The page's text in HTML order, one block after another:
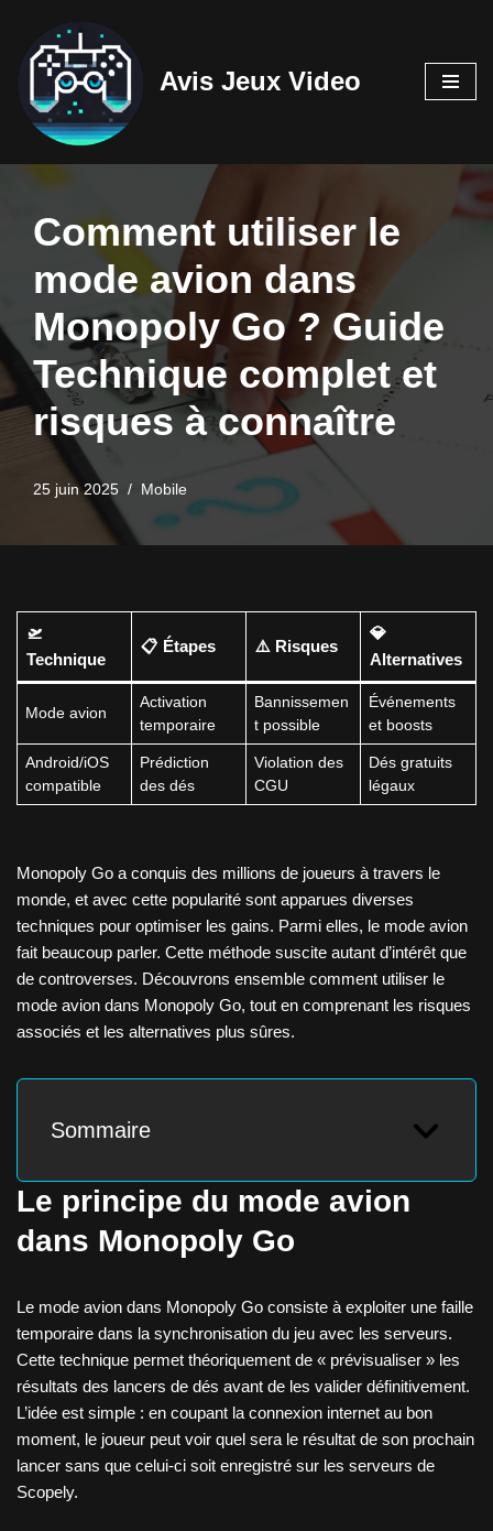
Aller
contenu
Avis Jeux Video
Comment utiliser le
mode avion dans
Monopoly Go ? Guide
Technique complet et
risques à connaître
25 juin 2025 Mobile
🛫
Technique
📋 Étapes ⚠️ Risques
💎
Alternatives
Mode avion
Activation
temporaire
Bannissemen
t possible
Événements
et boosts
Android/iOS
compatible
Prédiction
des dés
Violation des
CGU
Dés gratuits
légaux
Monopoly Go a conquis des millions de joueurs à travers le
monde, et avec cette popularité sont apparues diverses
techniques pour optimiser les gains. Parmi elles, le mode avion
fait beaucoup parler. Cette méthode suscite autant d’intérêt que
de controverses. Découvrons ensemble comment utiliser le
mode avion dans Monopoly Go, tout en comprenant les risques
associés et les alternatives plus sûres.
Sommaire
Le principe du mode avion
dans Monopoly Go
Le mode avion dans Monopoly Go consiste à exploiter une faille
temporaire dans la synchronisation du jeu avec les serveurs.
Cette technique permet théoriquement de « prévisualiser » les
résultats des lancers de dés avant de les valider définitivement.
L’idée est simple : en coupant la connexion internet au bon
moment, le joueur peut voir quel sera le résultat de son prochain
lancer sans que celui-ci soit enregistré sur les serveurs de
Scopely.